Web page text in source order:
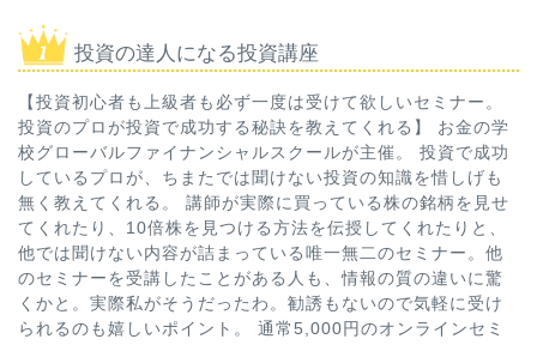
投資の達人になる投資講座
【投資初心者も上級者も必ず一度は受けて欲しいセミナー。
投資のプロが投資で成功する秘訣を教えてくれる】 お金の学
校グローバルファイナンシャルスクールが主催。 投資で成功
しているプロが、ちまたでは聞けない投資の知識を惜しげも
無く教えてくれる。 講師が実際に買っている株の銘柄を見せ
てくれたり、10倍株を見つける方法を伝授してくれたりと、
他では聞けない内容が詰まっている唯一無二のセミナー。他
のセミナーを受講したことがある人も、情報の質の違いに驚
くかと。実際私がそうだったわ。勧誘もないので気軽に受け
られるのも嬉しいポイント。 通常5,000円のオンラインセミ